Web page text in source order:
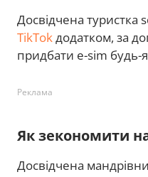
Досвідчена туристка
TikTokдодатком, за
придбати e-sim будь-
Реклама
Як зекономити
Досвідчена